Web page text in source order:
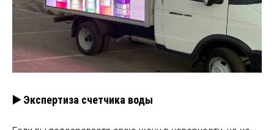
▶️ Экспертиза счетчика воды